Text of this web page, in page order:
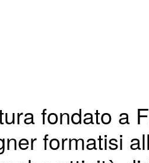
fondato a
formatisi